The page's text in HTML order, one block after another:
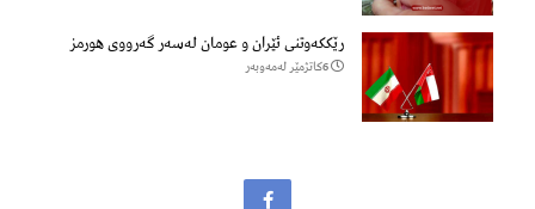
رێککەوتنی ئێران و عومان لەسەر گەرووی هورمز
6كاتژمێر لەمەوبەر